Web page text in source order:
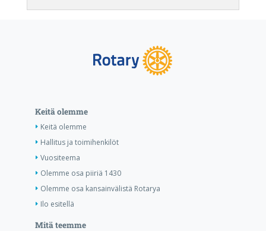
Keitä olemme
Keitä olemme
Hallitus ja toimihenkilöt
Vuositeema
Olemme osa piiriä 1430
Olemme osa kansainvälistä Rotarya
Ilo esitellä
Mitä teemme